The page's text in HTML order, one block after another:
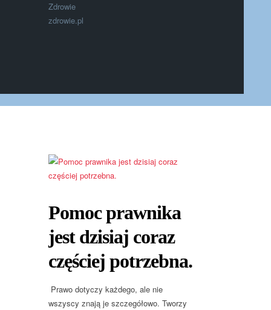
Zdrowie
zdrowie.pl
Pomoc prawnika
jest dzisiaj coraz
częściej potrzebna.
Prawo dotyczy każdego, ale nie
wszyscy znają je szczegółowo. Tworzy